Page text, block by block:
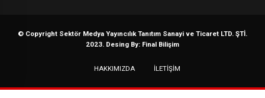
© Copyright Sektör Medya Yayıncılık Tanıtım Sanayi ve Ticaret LTD. ŞTİ.
2023. Desing By: Final Bilişim
HAKKIMIZDA İLETİŞİM